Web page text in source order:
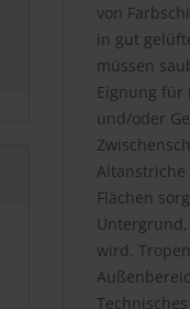
von
in gut
müssen
Eignung für
und/oder
Altanstriche
Flächen
wird.